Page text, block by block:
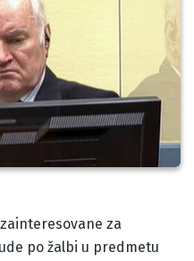
za
po žalbi u predmetu